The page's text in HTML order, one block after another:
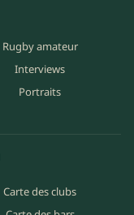
Rugby amateur
Interviews
Portraits
Carte des clubs